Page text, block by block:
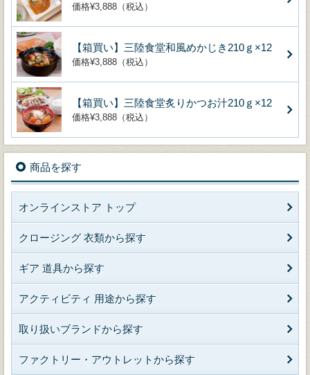
価格¥3,888（税込）
【箱買い】三陸食堂和風めかじき210ｇ×12
価格¥3,888（税込）
【箱買い】三陸食堂炙りかつお汁210ｇ×12
価格¥3,888（税込）
商品を探す
オンラインストア トップ
クロージング 衣類から探す
ギア 道具から探す
アクティビティ 用途から探す
取り扱いブランドから探す
ファクトリー・アウトレットから探す